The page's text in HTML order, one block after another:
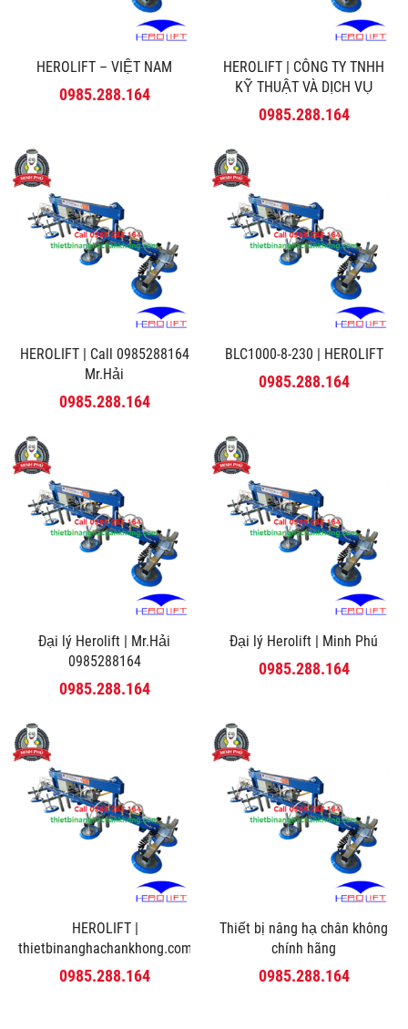
HEROLIFT – VIỆT NAM
0985.288.164
HEROLIFT | CÔNG TY TNHH
KỸ THUẬT VÀ DỊCH VỤ
MINH PHÚ
0985.288.164
HEROLIFT | Call 0985288164
Mr.Hải
0985.288.164
BLC1000-8-230 | HEROLIFT
0985.288.164
Đại lý Herolift | Mr.Hải
0985288164
0985.288.164
Đại lý Herolift | Minh Phú
0985.288.164
HEROLIFT |
thietbinanghachankhong.com
0985.288.164
Thiết bị nâng hạ chân không
chính hãng
0985.288.164